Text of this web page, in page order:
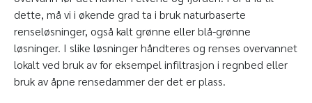
dette, må vi i økende grad ta i bruk naturbaserte
renseløsninger, også kalt grønne eller blå-grønne
løsninger. I slike løsninger håndteres og renses overvannet
lokalt ved bruk av for eksempel infiltrasjon i regnbed eller
bruk av åpne rensedammer der det er plass.